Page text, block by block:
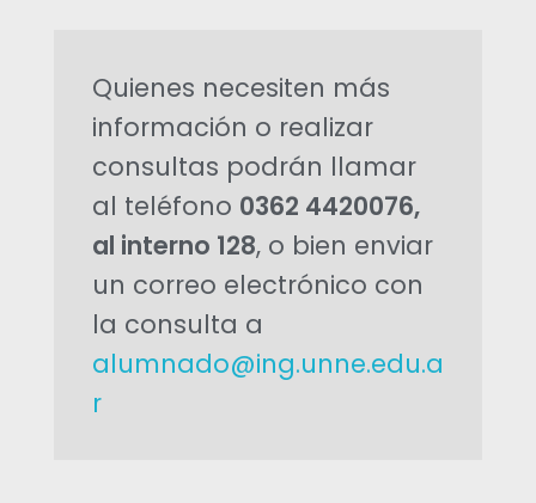
Quienes necesiten más
información o realizar
consultas podrán llamar
al teléfono 0362 4420076,
al interno 128, o bien enviar
un correo electrónico con
la consulta a
alumnado@ing.unne.edu.a
r